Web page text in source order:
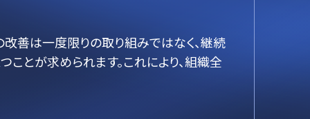
善は一度限りの取り組みではなく、継続
とが求められます。これにより、組織全